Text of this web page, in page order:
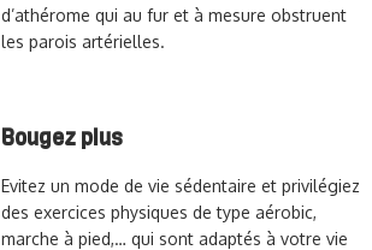
d’athérome qui au fur et à mesure obstruent
les parois artérielles.
Bougez plus
Evitez un mode de vie sédentaire et privilégiez
des exercices physiques de type aérobic,
marche à pied,… qui sont adaptés à votre vie